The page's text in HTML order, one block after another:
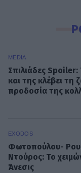
MEDIA
Σπιλιάδες
και της κλέβει τη
προδοσία της
EXODOS
Φωτοπούλου-
Ντούρος: Το
Άνεσις